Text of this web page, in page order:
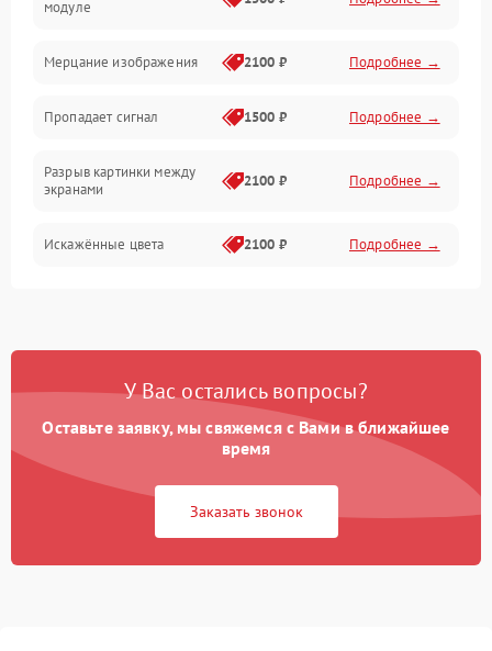
модуле
Мерцание изображения 2100 ₽ Подробнее →
Пропадает сигнал 1500 ₽ Подробнее →
Разрыв картинки между
экранами
2100 ₽ Подробнее →
Искажённые цвета 2100 ₽ Подробнее →
Артефакты изображения 2100 ₽ Подробнее →
У Вас остались вопросы?
Оставьте заявку, мы свяжемся с Вами в ближайшее
время
Заказать звонок